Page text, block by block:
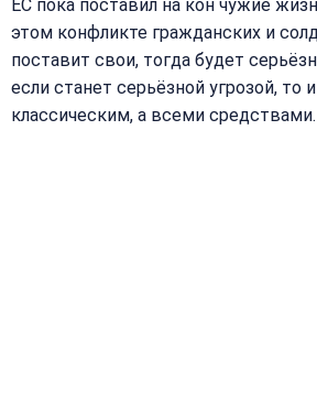
ЕС пока поставил на кон чужие
этом конфликте гражданских и
поставит свои, тогда будет
если станет серьёзной угрозой, то
классическим, а всеми средствами.